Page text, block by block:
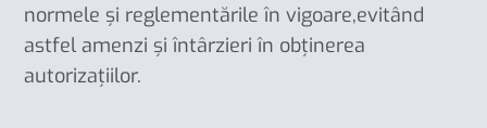
normele și reglementările în vigoare,evitând
astfel amenzi și întârzieri în obținerea
autorizațiilor.